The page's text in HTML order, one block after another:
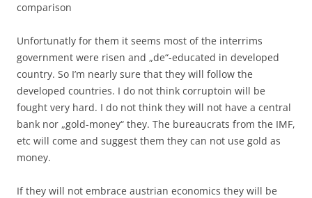
comparison
Unfortunatly for them it seems most of the interrims
government were risen and „de“-educated in developed
country. So I’m nearly sure that they will follow the
developed countries. I do not think corruptoin will be
fought very hard. I do not think they will not have a central
bank nor „gold-money“ they. The bureaucrats from the IMF,
etc will come and suggest them they can not use gold as
money.
If they will not embrace austrian economics they will be